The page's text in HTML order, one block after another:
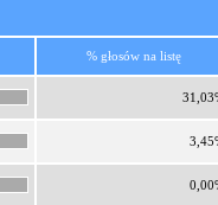
% głosów na listę